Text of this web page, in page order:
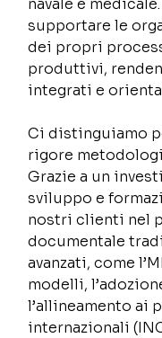
supportare le
dei propri
produttivi,
integrati e
Ci distinguiamo
rigore
Grazie a un
sviluppo e
nostri clienti nel
documentale
avanzati, come
modelli,
l’allineamento ai
internazionali